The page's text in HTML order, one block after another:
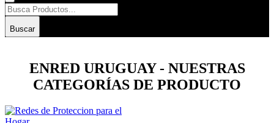
Buscar
ENRED URUGUAY - NUESTRAS
CATEGORÍAS DE PRODUCTO